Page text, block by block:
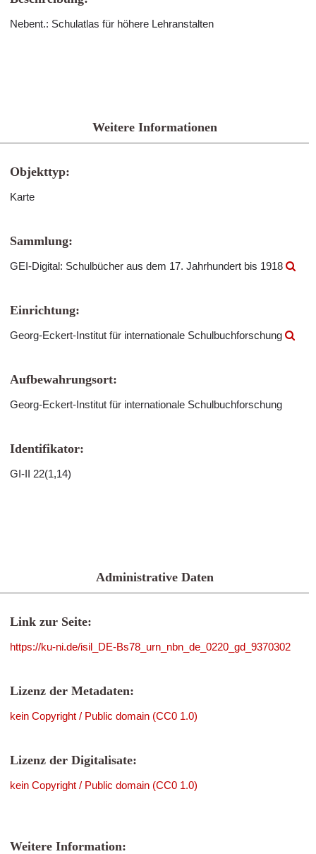
Nebent.: Schulatlas für höhere Lehranstalten
Weitere Informationen
Objekttyp:
Karte
Sammlung:
GEI-Digital: Schulbücher aus dem 17. Jahrhundert bis 1918
Einrichtung:
Georg-Eckert-Institut für internationale Schulbuchforschung
Aufbewahrungsort:
Georg-Eckert-Institut für internationale Schulbuchforschung
Identifikator:
GI-II 22(1,14)
Administrative Daten
Link zur Seite:
https://ku-ni.de/isil_DE-Bs78_urn_nbn_de_0220_gd_9370302
Lizenz der Metadaten:
kein Copyright / Public domain (CC0 1.0)
Lizenz der Digitalisate:
kein Copyright / Public domain (CC0 1.0)
Weitere Information: